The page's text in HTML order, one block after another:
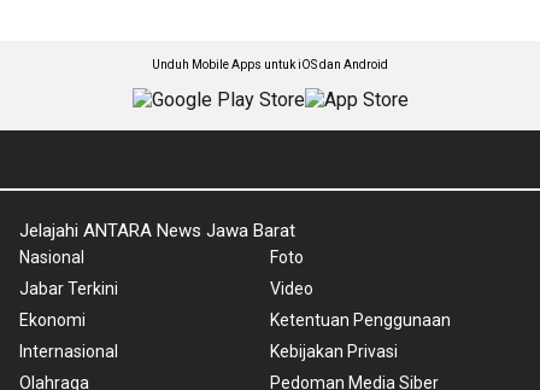
Unduh Mobile Apps untuk iOS dan Android
Jelajahi ANTARA News Jawa Barat
Nasional
Jabar Terkini
Ekonomi
Internasional
Olahraga
Foto
Video
Ketentuan Penggunaan
Kebijakan Privasi
Pedoman Media Siber